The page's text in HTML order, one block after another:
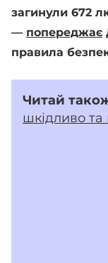
загинули 672
— попереджає
правила
Читай
шкідливо